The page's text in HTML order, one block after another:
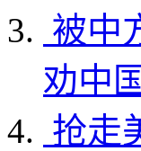
被中
劝中
抢走